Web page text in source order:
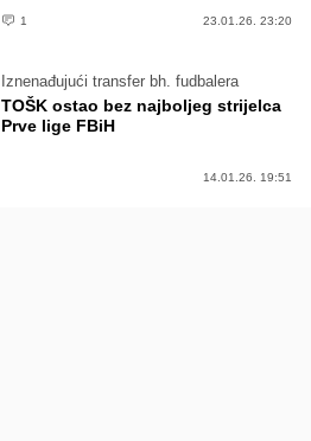
1 23.01.26. 23:20
Iznenađujući transfer bh. fudbalera
TOŠK ostao bez najboljeg strijelca
Prve lige FBiH
14.01.26. 19:51